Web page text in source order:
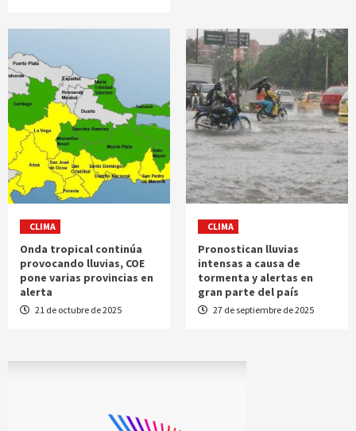
CLIMA
Onda tropical continúa
provocando lluvias, COE
pone varias provincias en
alerta
21 de octubre de 2025
CLIMA
Pronostican lluvias
intensas a causa de
tormenta y alertas en
gran parte del país
27 de septiembre de 2025